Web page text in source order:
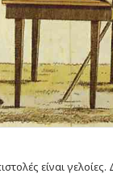
είναι